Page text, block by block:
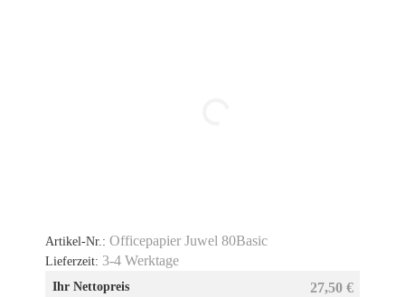
Artikel-Nr.: Officepapier Juwel 80Basic
Lieferzeit: 3-4 Werktage
Ihr Nettopreis 27,50 €